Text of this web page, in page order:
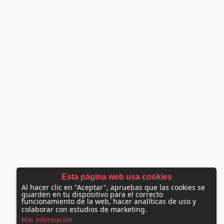
Esta página web usa cookies
Al hacer clic en "Aceptar", apruebas que las cookies se
guarden en tu dispositivo para el correcto
funcionamiento de la web, hacer analíticas de uso y
colaborar con estudios de marketing.
Más Información